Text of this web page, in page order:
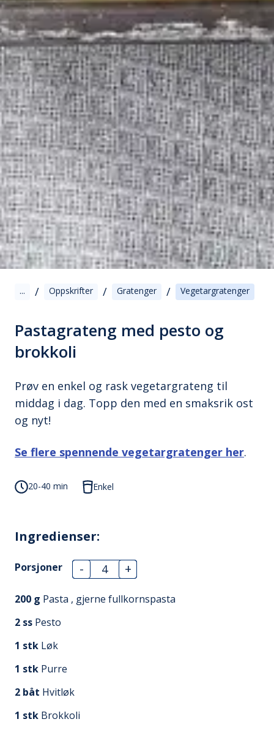
... / Oppskrifter / Gratenger / Vegetargratenger
Pastagrateng med pesto og
brokkoli
Prøv en enkel og rask vegetargrateng til
middag i dag. Topp den med en smaksrik ost
og nyt!
Se flere spennende vegetargratenger her.
20-40 min Enkel
Ingredienser:
Porsjoner - +
200 g Pasta , gjerne fullkornspasta
2 ss Pesto
1 stk Løk
1 stk Purre
2 båt Hvitløk
1 stk Brokkoli